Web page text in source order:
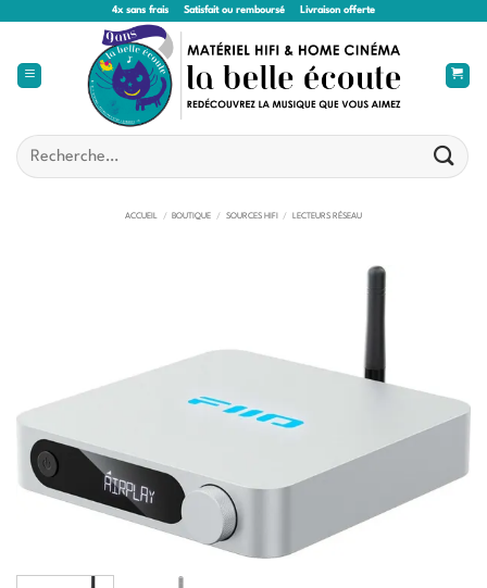
4x sans frais Satisfait ou remboursé Livraison offerte
Recherche
pour :
ACCUEIL / BOUTIQUE / SOURCES HIFI / LECTEURS RÉSEAU